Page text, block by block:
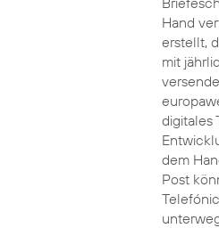
Hand
erstellt,
mit
digitales
dem
Post